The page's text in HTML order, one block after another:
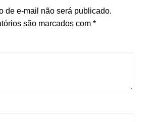
de e-mail não será publicado.
são marcados com *